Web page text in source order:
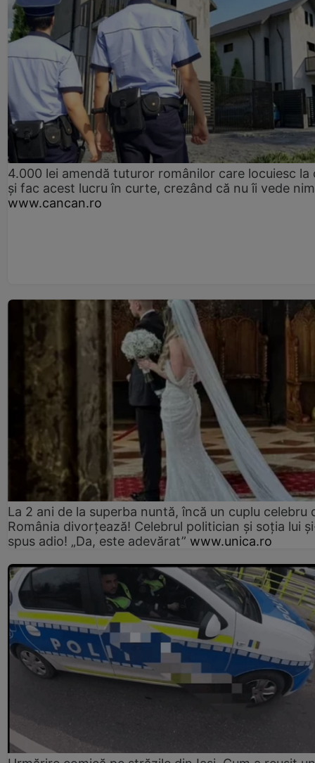
4.000 lei amendă tuturor românilor care locuiesc la
și fac acest lucru în curte, crezând că nu îi vede
www.cancan.ro
La 2 ani de la superba nuntă, încă un cuplu celebru
România divorțează! Celebrul politician și soția lui
spus adio! „Da, este adevărat” www.unica.ro